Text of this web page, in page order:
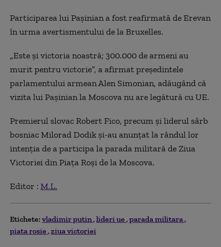
Participarea lui Paşinian a fost reafirmată de Erevan
în urma avertismentului de la Bruxelles.
„Este şi victoria noastră; 300.000 de armeni au
murit pentru victorie”, a afirmat preşedintele
parlamentului armean Alen Simonian, adăugând că
vizita lui Paşinian la Moscova nu are legătură cu UE.
Premierul slovac Robert Fico, precum şi liderul sârb
bosniac Milorad Dodik şi-au anunţat la rândul lor
intenţia de a participa la parada militară de Ziua
Victoriei din Piața Roși de la Moscova.
Editor : M.L.
Etichete: vladimir putin lideri ue parada militara
piata rosie ziua victoriei